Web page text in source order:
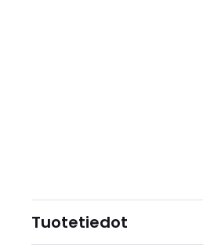
Tuotetiedot